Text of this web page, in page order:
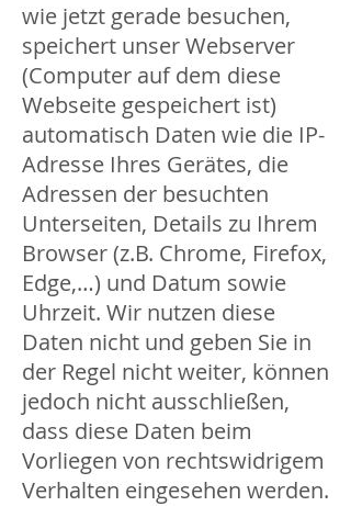
wie jetzt gerade besuchen,
speichert unser Webserver
(Computer auf dem diese
Webseite gespeichert ist)
automatisch Daten wie die IP-
Adresse Ihres Gerätes, die
Adressen der besuchten
Unterseiten, Details zu Ihrem
Browser (z.B. Chrome, Firefox,
Edge,…) und Datum sowie
Uhrzeit. Wir nutzen diese
Daten nicht und geben Sie in
der Regel nicht weiter, können
jedoch nicht ausschließen,
dass diese Daten beim
Vorliegen von rechtswidrigem
Verhalten eingesehen werden.